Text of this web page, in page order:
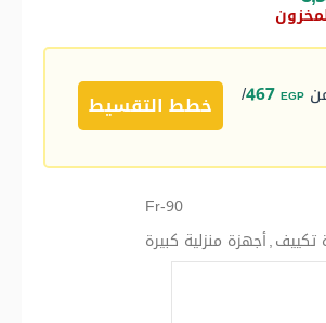
467 EGP
/
خطط التقسيط
Fr-90
تكييف,أجهزة منزلية كبيرة